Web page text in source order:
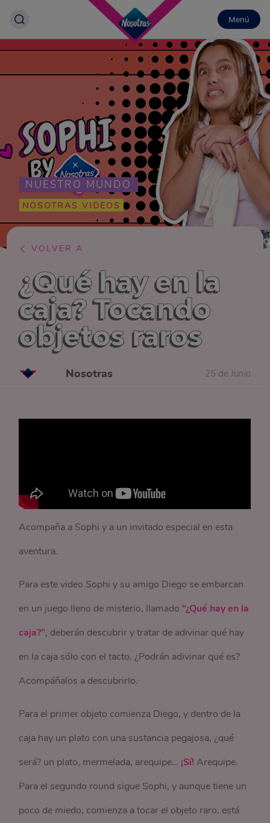
Menú
NUESTRO MUNDO
NOSOTRAS VIDEOS
VOLVER A
¿Qué hay en la
caja? Tocando
objetos raros
Nosotras 25 de Junio
Acompaña a Sophi y a un invitado especial en esta
aventura.
Para este video Sophi y su amigo Diego se embarcan
en un juego lleno de misterio, llamado “¿Qué hay en la
caja?”, deberán descubrir y tratar de adivinar qué hay
en la caja sólo con el tacto. ¿Podrán adivinar qué es?
Acompáñalos a descubrirlo.
Para el primer objeto comienza Diego, y dentro de la
caja hay un plato con una sustancia pegajosa, ¿qué
será? un plato, mermelada, arequipe… ¡Sí!Arequipe.
Para el segundo round sigue Sophi, y aunque tiene un
poco de miedo, comienza a tocar el objeto raro, está